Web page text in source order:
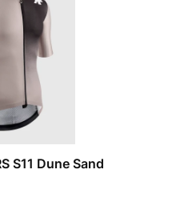
S11 Dune Sand